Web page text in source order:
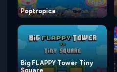
Poptropica
Big FLAPPY Tower Tiny
Square